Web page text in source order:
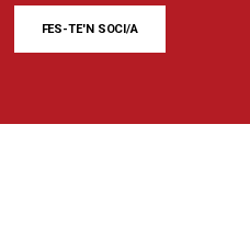
FES-TE'N SOCI/A